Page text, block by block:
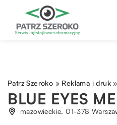
Patrz Szeroko » Reklama i druk »
BLUE EYES
mazowieckie, 01-378